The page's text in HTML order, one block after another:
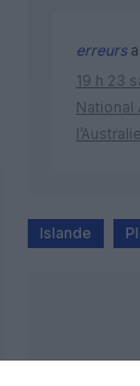
erreursa
19 h 23
National
l’Australie
Islande